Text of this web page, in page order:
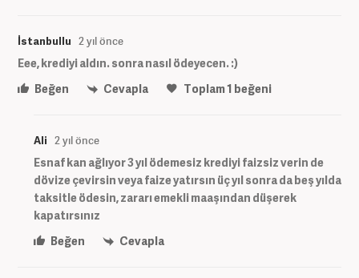
İstanbullu 2 yıl önce
Eee, krediyi aldın. sonra nasıl ödeyecen. :)
Beğen
Cevapla Toplam1 beğeni
Ali 2 yıl önce
Esnaf kan ağlıyor 3 yıl ödemesiz krediyi faizsiz verin de
dövize çevirsin veya faize yatırsın üç yıl sonra da beş yılda
taksitle ödesin, zararı emekli maaşından düşerek
kapatırsınız
Beğen
Cevapla